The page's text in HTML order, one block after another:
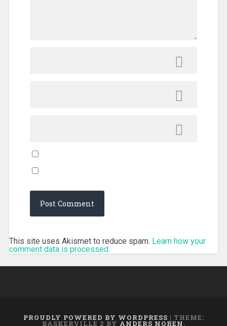
This site uses Akismet to reduce spam. Learn how your
comment data is processed.
PROUDLY POWERED BY WORDPRESS | THEME:
BASKERVILLE 2 BY ANDERS NOREN.